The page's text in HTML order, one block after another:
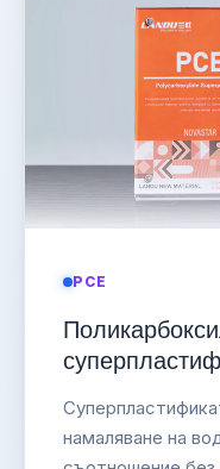
PCE
намаляване на